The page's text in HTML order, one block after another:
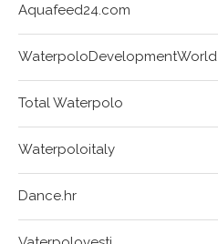
Aquafeed24.com
WaterpoloDevelopmentWorld
Total Waterpolo
Waterpoloitaly
Dance.hr